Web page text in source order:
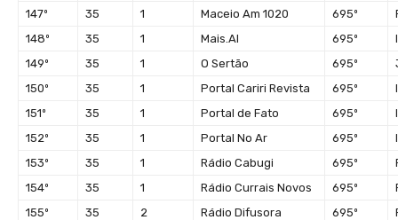
147º
35 1 Maceio Am 1020 695º
148º
35 1 Mais.Al 695º
149º
35 1 O Sertão 695º
150º
35 1 Portal Cariri Revista 695º
151º
35 1 Portal de Fato 695º
152º
35 1 Portal No Ar 695º
153º
35 1 Rádio Cabugi 695º
154º
35 1 Rádio Currais Novos 695º
155º
35 2 Rádio Difusora 695º